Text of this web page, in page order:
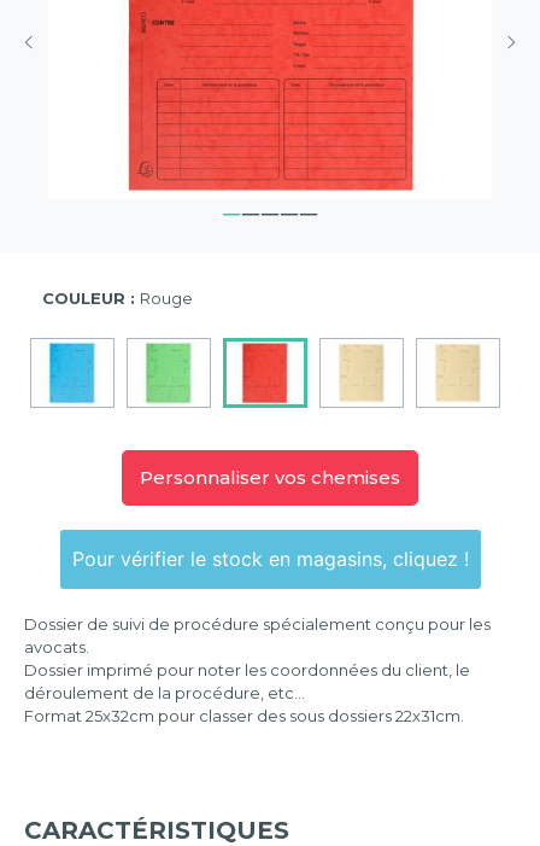
COULEUR : Rouge
Personnaliser vos chemises
Pour vérifier le stock en magasins, cliquez !
Dossier de suivi de procédure spécialement conçu pour les
avocats.
Dossier imprimé pour noter les coordonnées du client, le
déroulement de la procédure, etc...
Format 25x32cm pour classer des sous dossiers 22x31cm.
CARACTÉRISTIQUES